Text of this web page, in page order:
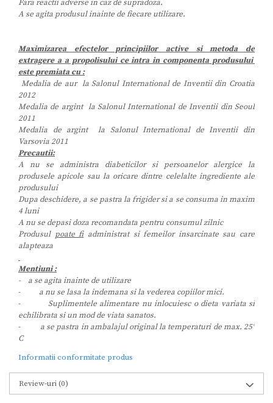
Fara reactii adverse in caz de supradoza.
A se agita produsul inainte de fiecare utilizare.
Maximizarea efectelor principiilor active si metoda de
extragere a a propolisului ce intra in componenta produsului
este premiata cu :
Medalia de aur la Salonul International de Inventii din Croatia
2012
Medalia de argint la Salonul International de Inventii din Seoul
2011
Medalia de argint la Salonul International de Inventii din
Varsovia 2011
Precautii:
A nu se administra diabeticilor si persoanelor alergice la
produsele apicole sau la oricare dintre celelalte ingrediente ale
produsului
Dupa deschidere, a se pastra la frigider si a se consuma in maxim
4 luni
A nu se depasi doza recomandata pentru consumul zilnic
Produsul poate fiadministrat si femeilor insarcinate sau care
alapteaza
Mentiuni :
- a se agita inainte de utilizare
- a nu se lasa la indemana si la vederea copiilor mici.
- Suplimentele alimentare nu inlocuiesc o dieta variata si
echilibrata si un mod de viata sanatos.
- a se pastra in ambalajul original la temperaturi de max. 25°
C
Informatii conformitate produs
Review-uri(0)